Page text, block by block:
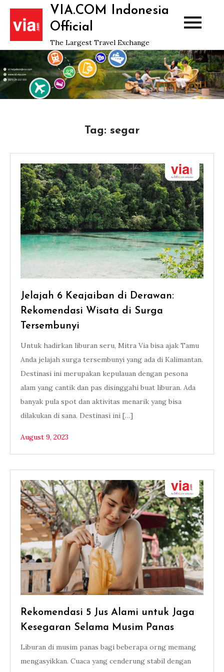
Skip
content
VIA.COM Indonesia
Official
The Largest Travel Exchange
Tag: segar
Jelajah 6 Keajaiban di Derawan:
Rekomendasi Wisata di Surga
Tersembunyi
Untuk hadirkan liburan seru, Mitra Via bisa ajak Tamu
Anda jelajah surga tersembunyi yang ada di Kalimantan.
Destinasi ini merupakan kepulauan dengan pesona
alam yang cantik dan pas disinggahi buat liburan. Ada
banyak pula spot dan aktivitas menarik yang bisa
dilakukan di sana. Destinasi ini […]
August 9, 2023
Rekomendasi 5 Jus Alami untuk Jaga
Kesegaran Selama Musim Panas
Liburan di musim panas bagi beberapa orng memang
mengasyikkan. Cuaca yang cenderung stabil dengan